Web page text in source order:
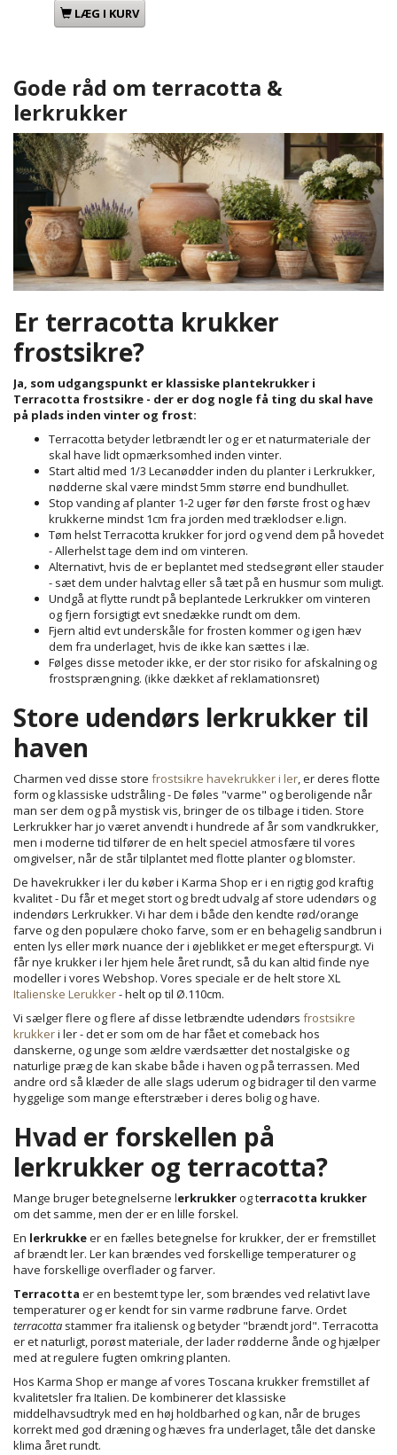
LÆG I KURV
Gode råd om terracotta &
lerkrukker
Er terracotta krukker
frostsikre?
Ja, som udgangspunkt er klassiske plantekrukker i
Terracotta frostsikre - der er dog nogle få ting du skal have
på plads inden vinter og frost:
Terracotta betyder letbrændt ler og er et naturmateriale der
skal have lidt opmærksomhed inden vinter.
Start altid med 1/3 Lecanødder inden du planter i Lerkrukker,
nødderne skal være mindst 5mm større end bundhullet.
Stop vanding af planter 1-2 uger før den første frost og hæv
krukkerne mindst 1cm fra jorden med træklodser e.lign.
Tøm helst Terracotta krukker for jord og vend dem på hovedet
- Allerhelst tage dem ind om vinteren.
Alternativt, hvis de er beplantet med stedsegrønt eller stauder
- sæt dem under halvtag eller så tæt på en husmur som muligt.
Undgå at flytte rundt på beplantede Lerkrukker om vinteren
og fjern forsigtigt evt snedække rundt om dem.
Fjern altid evt underskåle for frosten kommer og igen hæv
dem fra underlaget, hvis de ikke kan sættes i læ.
Følges disse metoder ikke, er der stor risiko for afskalning og
frostsprængning. (ikke dækket af reklamationsret)
Store udendørs lerkrukker til
haven
Charmen ved disse store frostsikre havekrukker i ler, er deres flotte
form og klassiske udstråling - De føles "varme" og beroligende når
man ser dem og på mystisk vis, bringer de os tilbage i tiden. Store
Lerkrukker har jo været anvendt i hundrede af år som vandkrukker,
men i moderne tid tilfører de en helt speciel atmosfære til vores
omgivelser, når de står tilplantet med flotte planter og blomster.
De havekrukker i ler du køber i Karma Shop er i en rigtig god kraftig
kvalitet - Du får et meget stort og bredt udvalg af store udendørs og
indendørs Lerkrukker. Vi har dem i både den kendte rød/orange
farve og den populære choko farve, som er en behagelig sandbrun i
enten lys eller mørk nuance der i øjeblikket er meget efterspurgt. Vi
får nye krukker i ler hjem hele året rundt, så du kan altid finde nye
modeller i vores Webshop. Vores speciale er de helt store XL
Italienske Lerukker- helt op til Ø.110cm.
Vi sælger flere og flere af disse letbrændte udendørs frostsikre
krukkeri ler - det er som om de har fået et comeback hos
danskerne, og unge som ældre værdsætter det nostalgiske og
naturlige præg de kan skabe både i haven og på terrassen. Med
andre ord så klæder de alle slags uderum og bidrager til den varme
hyggelige som mange efterstræber i deres bolig og have.
Hvad er forskellen på
lerkrukker og terracotta?
Mange bruger betegnelserne lerkrukkerog terracotta krukker
om det samme, men der er en lille forskel.
En lerkrukkeer en fælles betegnelse for krukker, der er fremstillet
af brændt ler. Ler kan brændes ved forskellige temperaturer og
have forskellige overflader og farver.
Terracotta er en bestemt type ler, som brændes ved relativt lave
temperaturer og er kendt for sin varme rødbrune farve. Ordet
terracotta stammer fra italiensk og betyder "brændt jord". Terracotta
er et naturligt, porøst materiale, der lader rødderne ånde og hjælper
med at regulere fugten omkring planten.
Hos Karma Shop er mange af vores Toscana krukker fremstillet af
kvalitetsler fra Italien. De kombinerer det klassiske
middelhavsudtryk med en høj holdbarhed og kan, når de bruges
korrekt med god dræning og hæves fra underlaget, tåle det danske
klima året rundt.